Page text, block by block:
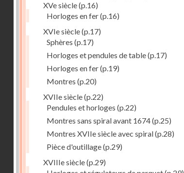
XVe siècle(p.16)
Horloges en fer(p.16)
XVIe siècle(p.17)
Sphères (p.17)
Horloges et pendules de table(p.17)
Horloges en fer(p.19)
Montres (p.20)
XVIIe siècle(p.22)
Pendules et horloges (p.22)
Montres sans spiral avant 1674(p.25)
Montres XVIIe siècle avec spiral(p.28)
Pièce d'outillage(p.29)
XVIIIe siècle(p.29)